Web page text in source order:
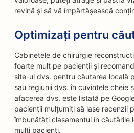
revină și să vă împărtășească
Optimizați pentru
Cabinetele de chirurgie
foarte mult pe pacienții și
site-ul dvs. pentru căutarea locală
sau regiunii dvs. în cuvintele cheie
afacerea dvs. este listată pe
pacienții mulțumiți să lase recenzii
îmbunătăți clasamentul în căutările
mulți pacienți.